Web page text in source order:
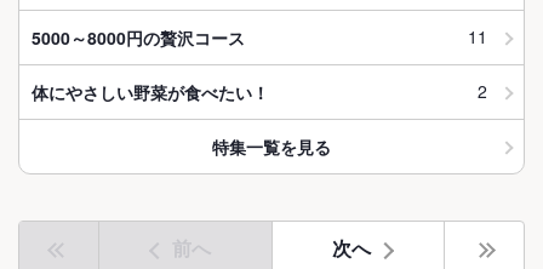
5000～8000円の贅沢コース 11
体にやさしい野菜が食べたい！ 2
特集一覧を見る
前へ 次へ